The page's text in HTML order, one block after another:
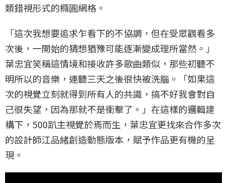
類錯視形式的橢圓網格。
「這次我想要追求乍看下的不協調，但在受眾觀看多
次後，一開始的猜想猶豫可能逐漸變成理所當然。」
葉忠宜笑稱這情境和接收許多歌曲類似，那些初聽不
明所以的音樂，連聽三天之後很快被洗腦。「如果這
次的視覺立刻就得到所有人的共識，搞不好我會對自
己很失望，因為那就不是衝擊了。」在這樣的邏輯建
構下，500趴主視覺於焉而生，葉忠宜更找來合作多次
的設計師江品緒創造動態版本，賦予作品更有機的呈
現。